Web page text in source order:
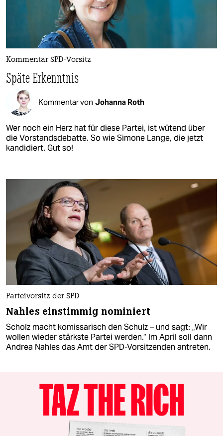
Kommentar SPD-Vorsitz
Späte Erkenntnis
Kommentar von Johanna Roth
Wer noch ein Herz hat für diese Partei, ist wütend über
die Vorstandsdebatte. So wie Simone Lange, die jetzt
kandidiert. Gut so!
Parteivorsitz der SPD
Nahles einstimmig nominiert
Scholz macht komissarisch den Schulz – und sagt: „Wir
wollen wieder stärkste Partei werden.“ Im April soll dann
Andrea Nahles das Amt der SPD-Vorsitzenden antreten.